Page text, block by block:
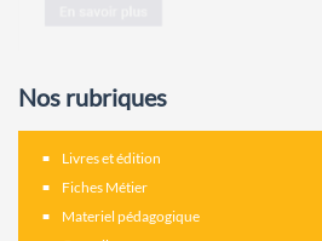
Nos rubriques
Livres et édition
Fiches Métier
Materiel pédagogique